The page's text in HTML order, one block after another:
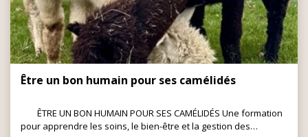
fourbure Gestion du poids Pâturage et fourbure Conclusion
DES DOCUMENTS SONT ÉGALEMENT DISPONIBLE DANS LES
RESSOURCES TÉLÉCHARGEABLES. Bonne formation!
Être un bon humain pour ses camélidés
pour apprendre les soins, le bien-être et la gestion des